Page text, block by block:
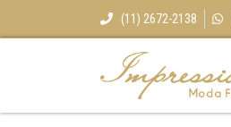
(11) 2672-2138